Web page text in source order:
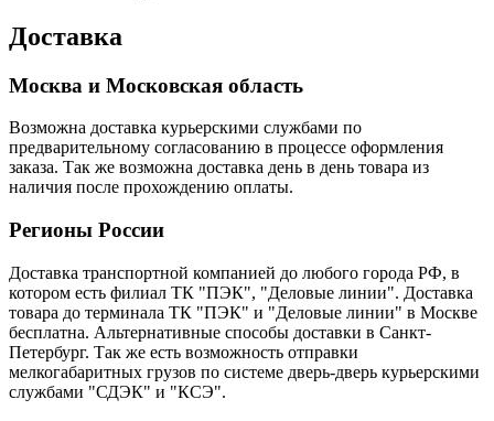
Доставка
Москва и Московская область
Возможна доставка курьерскими службами по
предварительному согласованию в процессе оформления
заказа. Так же возможна доставка день в день товара из
наличия после прохождению оплаты.
Регионы России
Доставка транспортной компанией до любого города РФ, в
котором есть филиал ТК "ПЭК", "Деловые линии". Доставка
товара до терминала ТК "ПЭК" и "Деловые линии" в Москве
бесплатна. Альтернативные способы доставки в Санкт-
Петербург. Так же есть возможность отправки
мелкогабаритных грузов по системе дверь-дверь курьерскими
службами "СДЭК" и "КСЭ".